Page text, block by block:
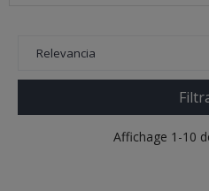
Relevancia
Affichage 1-10